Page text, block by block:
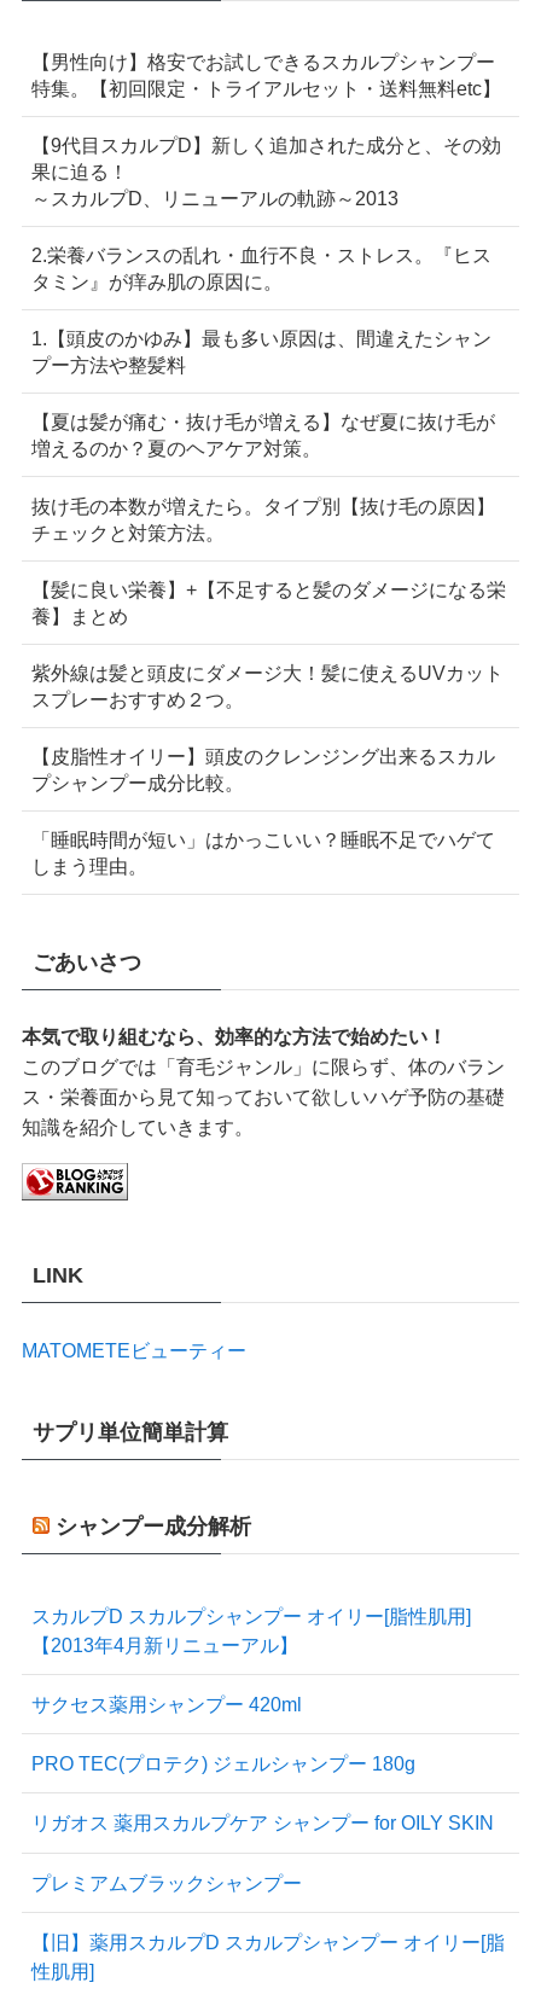
【男性向け】格安でお試しできるスカルプシャンプー
特集。【初回限定・トライアルセット・送料無料etc】
【9代目スカルプD】新しく追加された成分と、その効
果に迫る！
～スカルプD、リニューアルの軌跡～2013
2.栄養バランスの乱れ・血行不良・ストレス。『ヒス
タミン』が痒み肌の原因に。
1.【頭皮のかゆみ】最も多い原因は、間違えたシャン
プー方法や整髪料
【夏は髪が痛む・抜け毛が増える】なぜ夏に抜け毛が
増えるのか？夏のヘアケア対策。
抜け毛の本数が増えたら。タイプ別【抜け毛の原因】
チェックと対策方法。
【髪に良い栄養】+【不足すると髪のダメージになる栄
養】まとめ
紫外線は髪と頭皮にダメージ大！髪に使えるUVカット
スプレーおすすめ２つ。
【皮脂性オイリー】頭皮のクレンジング出来るスカル
プシャンプー成分比較。
「睡眠時間が短い」はかっこいい？睡眠不足でハゲて
しまう理由。
ごあいさつ
本気で取り組むなら、効率的な方法で始めたい！
このブログでは「育毛ジャンル」に限らず、体のバラン
ス・栄養面から見て知っておいて欲しいハゲ予防の基礎
知識を紹介していきます。
LINK
MATOMETEビューティー
サプリ単位簡単計算
シャンプー成分解析
スカルプD スカルプシャンプー オイリー[脂性肌用]
【2013年4月新リニューアル】
サクセス薬用シャンプー 420ml
PRO TEC(プロテク) ジェルシャンプー 180g
リガオス 薬用スカルプケア シャンプー for OILY SKIN
プレミアムブラックシャンプー
【旧】薬用スカルプD スカルプシャンプー オイリー[脂
性肌用]